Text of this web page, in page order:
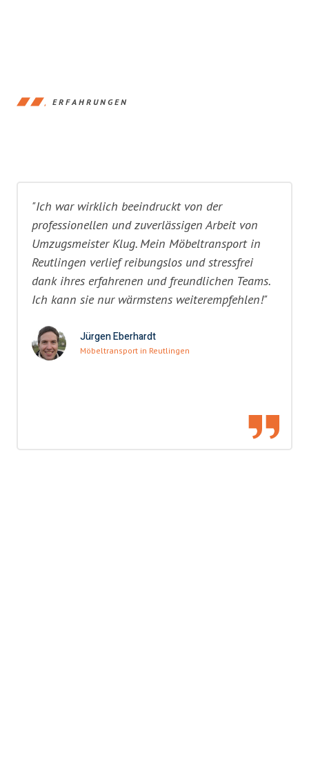
ERFAHRUNGEN
"Ich war wirklich beeindruckt von der
professionellen und zuverlässigen Arbeit von
Umzugsmeister Klug. Mein Möbeltransport in
Reutlingen verlief reibungslos und stressfrei
dank ihres erfahrenen und freundlichen Teams.
Ich kann sie nur wärmstens weiterempfehlen!"
Jürgen Eberhardt
Möbeltransport in Reutlingen